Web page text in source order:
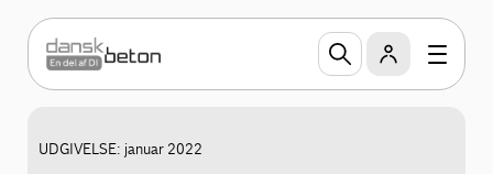
UDGIVELSE: januar 2022